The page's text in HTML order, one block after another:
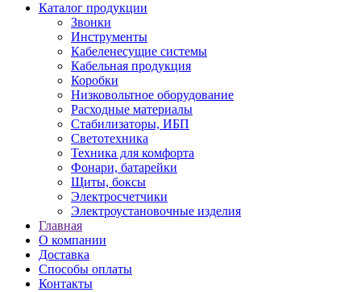
Каталог продукции
Звонки
Инструменты
Кабеленесущие системы
Кабельная продукция
Коробки
Низковольтное оборудование
Расходные материалы
Стабилизаторы, ИБП
Светотехника
Техника для комфорта
Фонари, батарейки
Щиты, боксы
Электросчетчики
Электроустановочные изделия
Главная
О компании
Доставка
Способы оплаты
Контакты